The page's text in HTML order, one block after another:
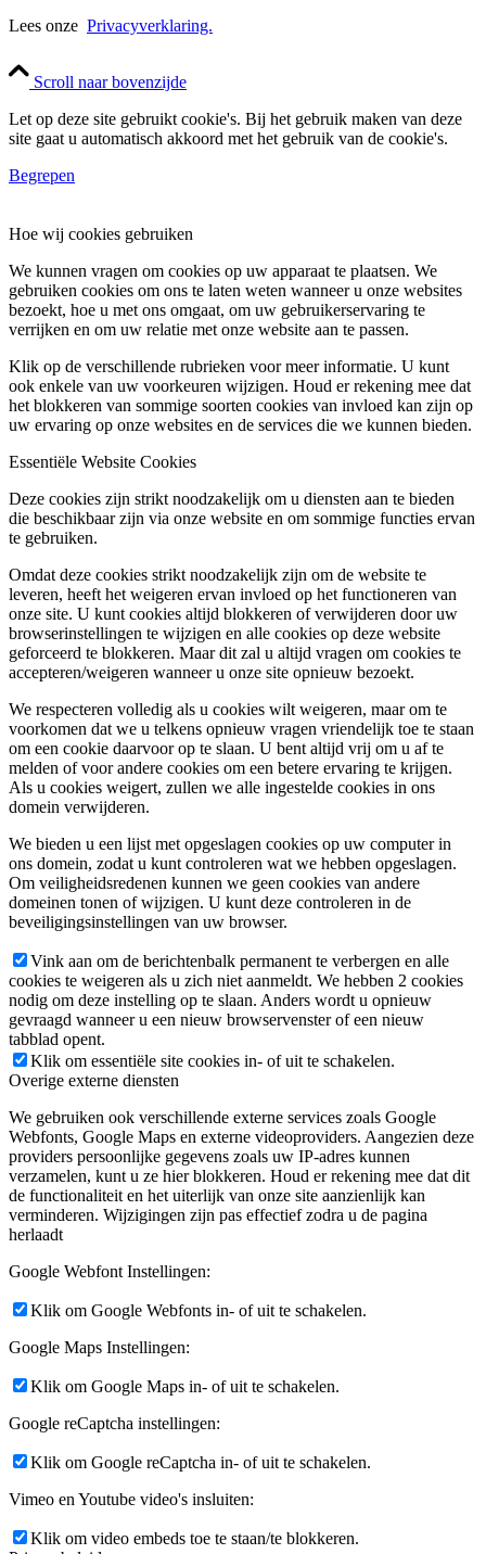
Lees onze Privacyverklaring.
Scroll naar bovenzijde
Let op deze site gebruikt cookie's. Bij het gebruik maken van deze
site gaat u automatisch akkoord met het gebruik van de cookie's.
Begrepen
Hoe wij cookies gebruiken
We kunnen vragen om cookies op uw apparaat te plaatsen. We
gebruiken cookies om ons te laten weten wanneer u onze websites
bezoekt, hoe u met ons omgaat, om uw gebruikerservaring te
verrijken en om uw relatie met onze website aan te passen.
Klik op de verschillende rubrieken voor meer informatie. U kunt
ook enkele van uw voorkeuren wijzigen. Houd er rekening mee dat
het blokkeren van sommige soorten cookies van invloed kan zijn op
uw ervaring op onze websites en de services die we kunnen bieden.
Essentiële Website Cookies
Deze cookies zijn strikt noodzakelijk om u diensten aan te bieden
die beschikbaar zijn via onze website en om sommige functies ervan
te gebruiken.
Omdat deze cookies strikt noodzakelijk zijn om de website te
leveren, heeft het weigeren ervan invloed op het functioneren van
onze site. U kunt cookies altijd blokkeren of verwijderen door uw
browserinstellingen te wijzigen en alle cookies op deze website
geforceerd te blokkeren. Maar dit zal u altijd vragen om cookies te
accepteren/weigeren wanneer u onze site opnieuw bezoekt.
We respecteren volledig als u cookies wilt weigeren, maar om te
voorkomen dat we u telkens opnieuw vragen vriendelijk toe te staan
om een cookie daarvoor op te slaan. U bent altijd vrij om u af te
melden of voor andere cookies om een betere ervaring te krijgen.
Als u cookies weigert, zullen we alle ingestelde cookies in ons
domein verwijderen.
We bieden u een lijst met opgeslagen cookies op uw computer in
ons domein, zodat u kunt controleren wat we hebben opgeslagen.
Om veiligheidsredenen kunnen we geen cookies van andere
domeinen tonen of wijzigen. U kunt deze controleren in de
beveiligingsinstellingen van uw browser.
Vink aan om de berichtenbalk permanent te verbergen en alle
cookies te weigeren als u zich niet aanmeldt. We hebben 2 cookies
nodig om deze instelling op te slaan. Anders wordt u opnieuw
gevraagd wanneer u een nieuw browservenster of een nieuw
tabblad opent.
Klik om essentiële site cookies in- of uit te schakelen.
Overige externe diensten
We gebruiken ook verschillende externe services zoals Google
Webfonts, Google Maps en externe videoproviders. Aangezien deze
providers persoonlijke gegevens zoals uw IP-adres kunnen
verzamelen, kunt u ze hier blokkeren. Houd er rekening mee dat dit
de functionaliteit en het uiterlijk van onze site aanzienlijk kan
verminderen. Wijzigingen zijn pas effectief zodra u de pagina
herlaadt
Google Webfont Instellingen:
Klik om Google Webfonts in- of uit te schakelen.
Google Maps Instellingen:
Klik om Google Maps in- of uit te schakelen.
Google reCaptcha instellingen:
Klik om Google reCaptcha in- of uit te schakelen.
Vimeo en Youtube video's insluiten:
Klik om video embeds toe te staan/te blokkeren.